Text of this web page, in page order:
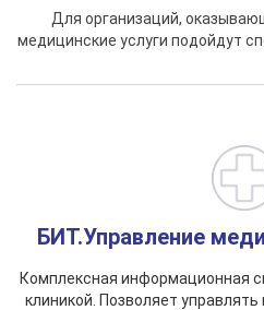
Для организаций,
медицинские услуги подойдут
БИТ.Управление
Комплексная информационная
клиникой. Позволяет